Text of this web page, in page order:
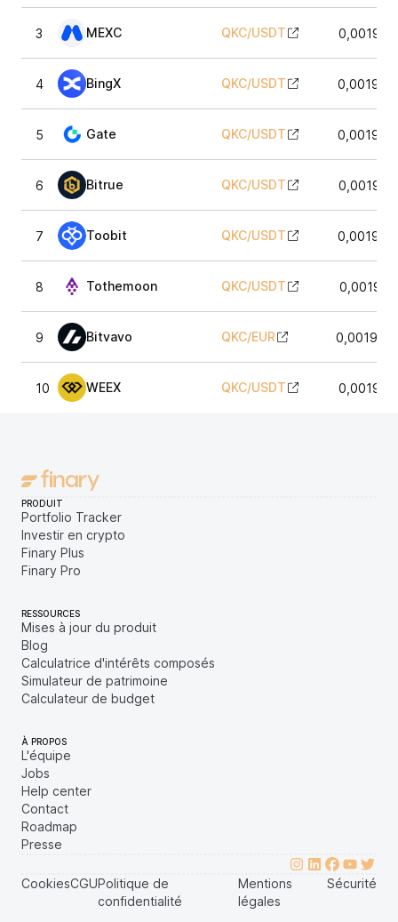
3 MEXC QKC/USDT
4 BingX QKC/USDT
5 Gate QKC/USDT
6 Bitrue QKC/USDT
7 Toobit QKC/USDT
8 Tothemoon QKC/USDT
9 Bitvavo QKC/EUR
10 WEEX QKC/USDT
PRODUIT
Portfolio Tracker
Investir en crypto
Finary Plus
Finary Pro
RESSOURCES
Mises à jour du produit
Blog
Calculatrice d'intérêts composés
Simulateur de patrimoine
Calculateur de budget
À PROPOS
L'équipe
Jobs
Help center
Contact
Roadmap
Presse
CookiesCGUPolitique de
confidentialité
Mentions
légales
Sécurité